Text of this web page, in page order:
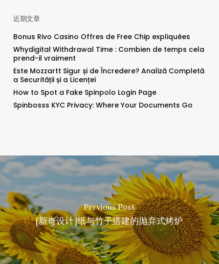
近期文章
Bonus Rivo Casino Offres de Free Chip expliquées
Whydigital Withdrawal Time : Combien de temps cela
prend-il vraiment
Este Mozzartt Sigur și de Încredere? Analiză Completă
a Securității și a Licenței
How to Spot a Fake Spinpolo Login Page
Spinbosss KYC Privacy: Where Your Documents Go
Previous Post
[新奇设计]纸与竹子搭建的抛弃式烤炉